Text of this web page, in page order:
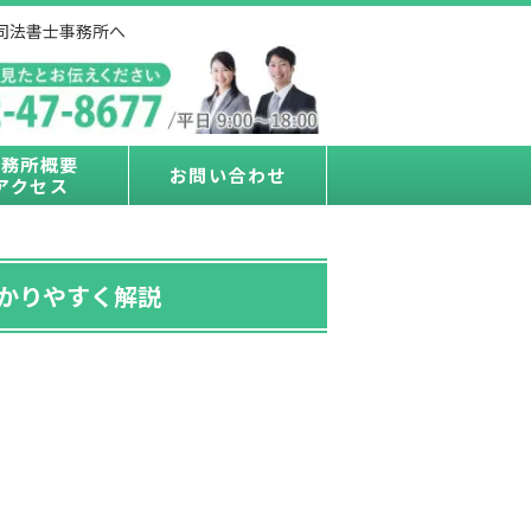
法書士事務所へ
所概要
クセス
お問い合わせ
りやすく解説